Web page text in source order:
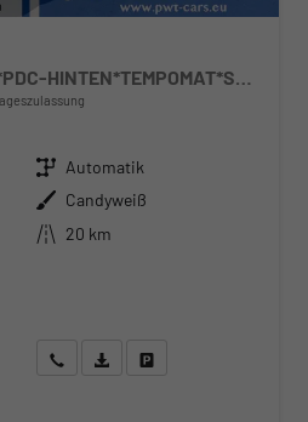
Selection 1.0 TSI DSG*PDC-HINTEN*TEMPOMAT*SMARTLINK*SHZ*LED*KLIMAAUTOMATIK*
Getriebe Automatik
Außenfarbe Candyweiß
Kilometerstand
20 km
Wir rufen Sie anAngebot drucken (PDF)